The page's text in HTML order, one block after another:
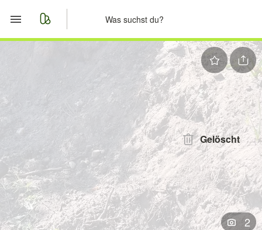
Nachrichten
Anzeige aufgeben
Gelöscht
2